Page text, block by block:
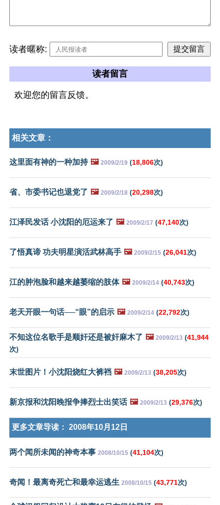
读者暱称:
读者留言
欢迎您的留言反馈。
相关文章：
这里面有神的一种加持 🖼️ 2009/2/19 (18,806次)
省、市委书记也退党了 🖼️ 2009/2/18 (20,298次)
江泽民发话 小沈阳的厄运来了 🖼️ 2009/2/17 (47,140次)
了悟真谛 功夫明星演活武林高手 🖼️ 2009/2/15 (26,041次)
江的肿泡脸和越来越萎缩的肢体 🖼️ 2009/2/14 (40,743次)
老天开眼一句话──“眼”的启示 🖼️ 2009/2/14 (22,792次)
不知这位名歌手是顺奸还是被奸麻木了 🖼️ 2009/2/13 (41,944
次)
末世图片！小沈阳烧红大裤裆 🖼️ 2009/2/13 (38,205次)
新京报和沈阳晚报争捧烈士出笑话 🖼️ 2009/2/13 (29,376次)
更多文章导读： 2008年10月12日
两个闻所未闻的神奇本事 2008/10/15 (41,104次)
奇闻！最离奇死亡和最幸运逃生 2008/10/15 (43,771次)